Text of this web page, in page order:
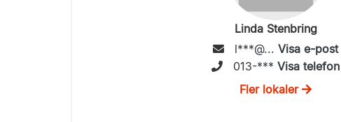
Linda Stenbring
l***@... Visa e-post
013-*** Visa telefon
Fler lokaler